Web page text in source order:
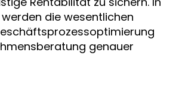
die wesentlichen
genauer